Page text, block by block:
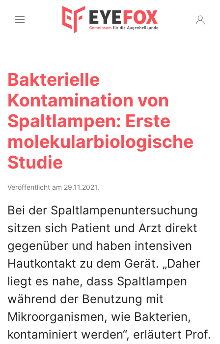
Bakterielle
Kontamination von
Spaltlampen: Erste
molekularbiologische
Studie
Veröffentlicht am 29.11.2021.
Bei der Spaltlampenuntersuchung
sitzen sich Patient und Arzt direkt
gegenüber und haben intensiven
Hautkontakt zu dem Gerät. „Daher
liegt es nahe, dass Spaltlampen
während der Benutzung mit
Mikroorganismen, wie Bakterien,
kontaminiert werden“, erläutert Prof.